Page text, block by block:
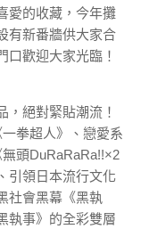
愛的收藏，今年攤
有新番牆供大家合
口歡迎大家光臨！
，絕對緊貼潮流！
拳超人》、戀愛系
頭DuRaRaRa!!×2
引領日本流行文化
社會黑幕《黑執
執事》的全彩雙層